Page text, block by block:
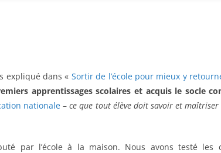
expliqué dans « Sortir de l’école pour mieux y
apprentissages scolaires et acquis le socle
nationale–ce que tout élève doit savoir et
par l’école à la maison. Nous avons testé les